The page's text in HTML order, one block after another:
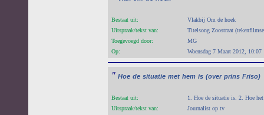
Bestaat uit:
Vlakbij Om de hoek
Uitspraak/tekst van:
Titelsong Zoostraat
Toegevoegd door:
MG
Op:
Woensdag 7 Maart 2012, 10:07
" Hoe de situatie met hem is (over prins Friso)
Bestaat uit:
1. Hoe de situatie is. 2. Hoe
Uitspraak/tekst van:
Journalist op tv